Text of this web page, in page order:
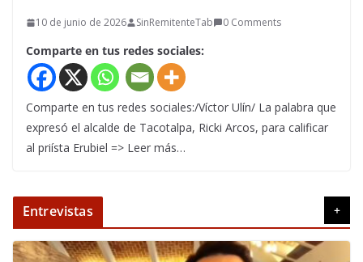
10 de junio de 2026 SinRemitenteTab 0 Comments
Comparte en tus redes sociales:
Comparte en tus redes sociales:/Víctor Ulín/ La palabra que
expresó el alcalde de Tacotalpa, Ricki Arcos, para calificar
al priísta Erubiel => Leer más…
Entrevistas +